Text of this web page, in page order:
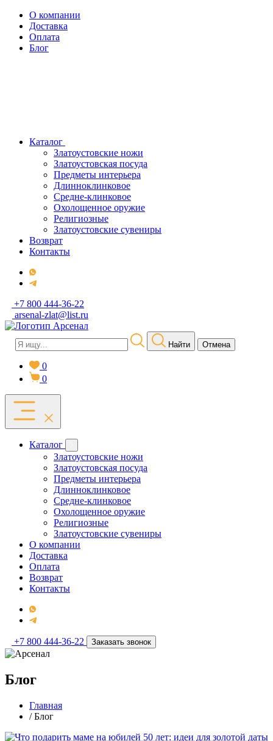
О компании
Доставка
Оплата
Блог
Каталог
Златоустовские ножи
Златоустовская посуда
Предметы интерьера
Длинноклинковое
Средне-клинковое
Охолощенное оружие
Религиозные
Златоустовские сувениры
Возврат
Контакты
+7 800 444-36-22
arsenal-zlat@list.ru
Найти Отмена
0
0
Каталог
Златоустовские ножи
Златоустовская посуда
Предметы интерьера
Длинноклинковое
Средне-клинковое
Охолощенное оружие
Религиозные
Златоустовские сувениры
О компании
Доставка
Оплата
Возврат
Контакты
+7 800 444-36-22 Заказать звонок
Блог
Главная
/ Блог